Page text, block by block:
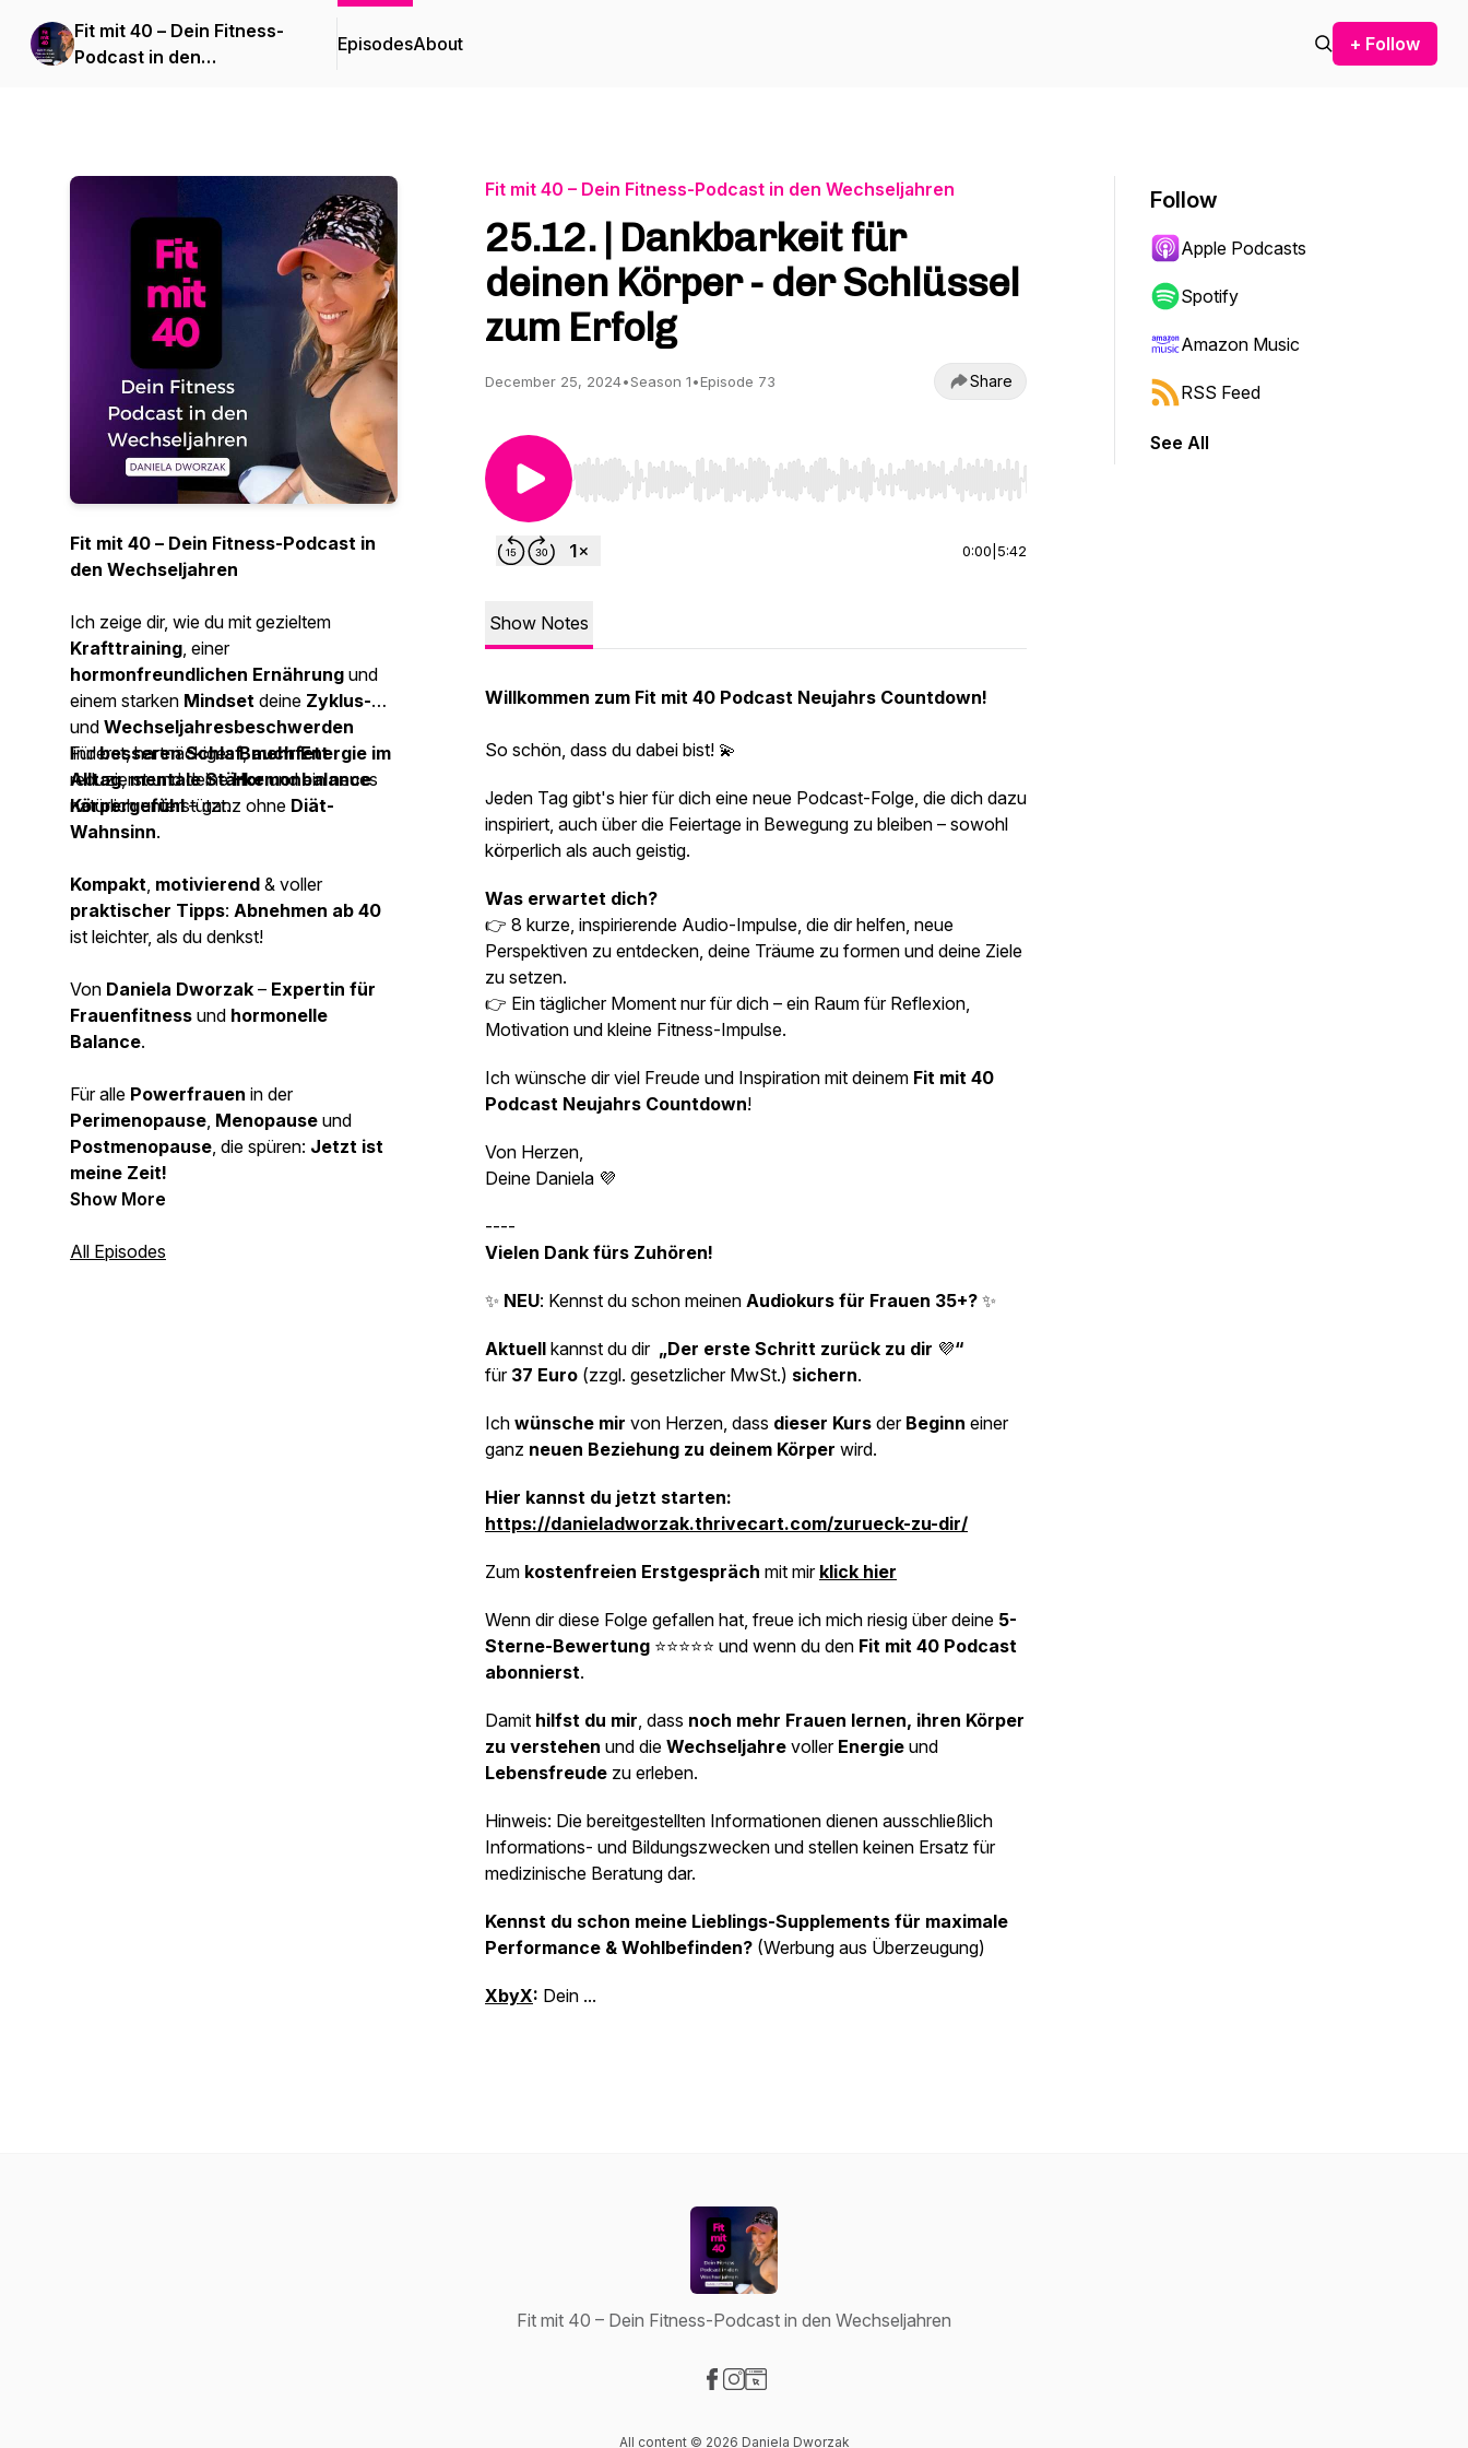
Fit mit 40 – Dein Fitness-
Podcast in den
EpisodesAbout + Follow
Fit mit 40 – Dein Fitness-Podcast in
den Wechseljahren
Ich zeige dir, wie du mit gezieltem
Krafttraining, einer
hormonfreundlichen Ernährung und
einem starken Mindset deine Zyklus-
und Wechseljahresbeschwerden
linderst, hartnäckigesBauchfett
reduzierst und deineHormonbalance
natürlich unterstützt.
Fürbesseren Schlaf,mehr Energie im
Alltag,mentale Stärkeund ein neues
Körpergefühl– ganz ohne Diät-
Wahnsinn.
Kompakt, motivierend & voller
praktischer Tipps: Abnehmen ab 40
ist leichter, als du denkst!
Von Daniela Dworzak – Expertin für
Frauenfitness und hormonelle
Balance.
Für alle Powerfrauen in der
Perimenopause, Menopause und
Postmenopause, die spüren: Jetzt ist
meine Zeit!
Show More
All Episodes
Fit mit 40 – Dein Fitness-Podcast in den Wechseljahren
25.12. | Dankbarkeit für
deinen Körper - der Schlüssel
zum Erfolg
December 25, 2024•Season 1•Episode 73 Share
Use Left/Right to seek, Home/End to jump to start or end. Hold shift to jump forward or backward.
0:00 5:42
Show Notes
Willkommen zum Fit mit 40 Podcast Neujahrs Countdown!
So schön, dass du dabei bist! 💫
Jeden Tag gibt's hier für dich eine neue Podcast-Folge, die dich dazu
inspiriert, auch über die Feiertage in Bewegung zu bleiben – sowohl
körperlich als auch geistig.
Was erwartet dich?
👉 8 kurze, inspirierende Audio-Impulse, die dir helfen, neue
Perspektiven zu entdecken, deine Träume zu formen und deine Ziele
zu setzen.
👉 Ein täglicher Moment nur für dich – ein Raum für Reflexion,
Motivation und kleine Fitness-Impulse.
Ich wünsche dir viel Freude und Inspiration mit deinem Fit mit 40
Podcast Neujahrs Countdown!
Von Herzen,
Deine Daniela 💜
----
Vielen Dank fürs Zuhören!
✨ NEU: Kennst du schon meinen Audiokurs für Frauen 35+? ✨
Aktuell kannst du dir „Der erste Schritt zurück zu dir 💜“
für 37 Euro (zzgl. gesetzlicher MwSt.) sichern.
Ich wünsche mir von Herzen, dass dieser Kurs der Beginn einer
ganz neuen Beziehung zu deinem Körper wird.
Hier kannst du jetzt starten:
https://danieladworzak.thrivecart.com/zurueck-zu-dir/
Zum kostenfreien Erstgespräch mit mir klick hier
Wenn dir diese Folge gefallen hat, freue ich mich riesig über deine 5-
Sterne-Bewertung ⭐⭐⭐⭐⭐ und wenn du den Fit mit 40 Podcast
abonnierst.
Damit hilfst du mir, dass noch mehr Frauen lernen, ihren Körper
zu verstehen und die Wechseljahre voller Energie und
Lebensfreude zu erleben.
Hinweis: Die bereitgestellten Informationen dienen ausschließlich
Informations- und Bildungszwecken und stellen keinen Ersatz für
medizinische Beratung dar.
Kennst du schon meine Lieblings-Supplements für maximale
Performance & Wohlbefinden? (Werbung aus Überzeugung)
XbyX: Dein ...
Follow
Apple Podcasts
Spotify
Amazon Music
RSS Feed
See All
Fit mit 40 – Dein Fitness-Podcast in den Wechseljahren
All content © 2026 Daniela Dworzak